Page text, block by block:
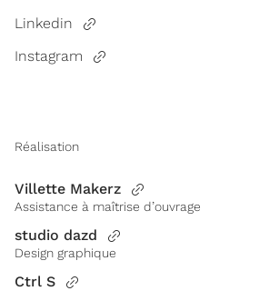
Linkedin
Instagram
Réalisation
Villette Makerz
Assistance à maîtrise d’ouvrage
studio dazd
Design graphique
Ctrl S